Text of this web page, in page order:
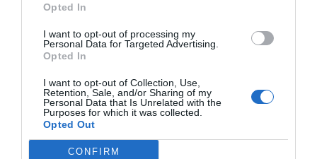
Opted In
I want to opt-out of processing my
Personal Data for Targeted Advertising.
Opted In
I want to opt-out of Collection, Use,
Retention, Sale, and/or Sharing of my
Personal Data that Is Unrelated with the
Purposes for which it was collected.
Opted Out
CONFIRM
En redes, esto se vuelve un círculo vicioso: premiamos
con atención a quien encarna el canon de belleza
porque representa un pequeño chute de aspiración,
una promesa. ¿Cómo lo premiamos? Dándole al botón
de “follow”. Y esa atención se traduce en valor
económico, y el sistema nos devuelve más de lo mismo.
¿Entonces es todo biología y mercado? No exactamente.
Hay otra capa:la aspiración como narrativa